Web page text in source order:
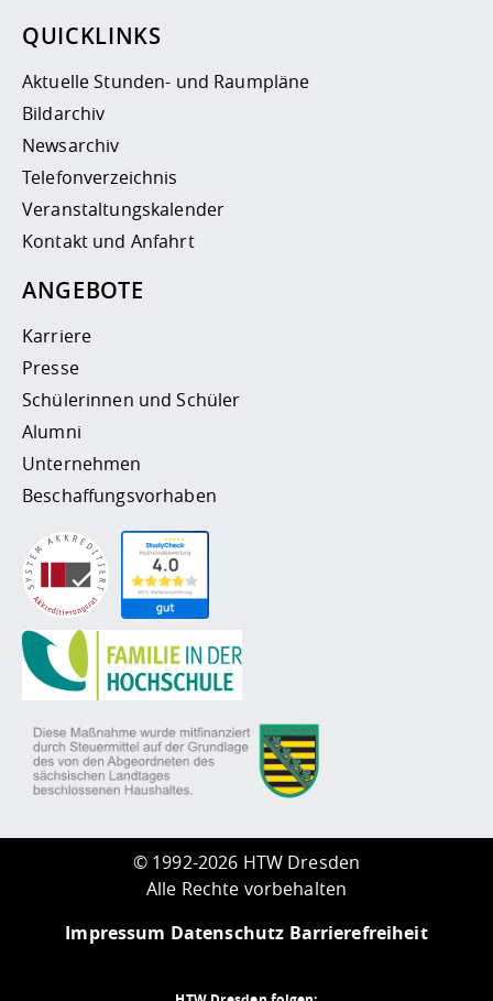
QUICKLINKS
Aktuelle Stunden- und Raumpläne
Bildarchiv
Newsarchiv
Telefonverzeichnis
Veranstaltungskalender
Kontakt und Anfahrt
ANGEBOTE
Karriere
Presse
Schülerinnen und Schüler
Alumni
Unternehmen
Beschaffungsvorhaben
© 1992-2026 HTW Dresden
Alle Rechte vorbehalten
Impressum Datenschutz Barrierefreiheit